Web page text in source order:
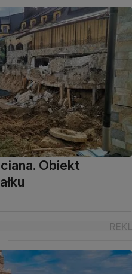
Obiekt